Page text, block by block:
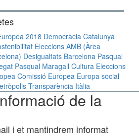
2018 Democràcia Catalunya
Eleccions AMB (Àrea
Desigualtats Barcelona Pasqual
Pasqual Maragall Cultura Eleccions
Comissió Europea Europa social
Transparència Itàlia
de la
i et mantindrem informat